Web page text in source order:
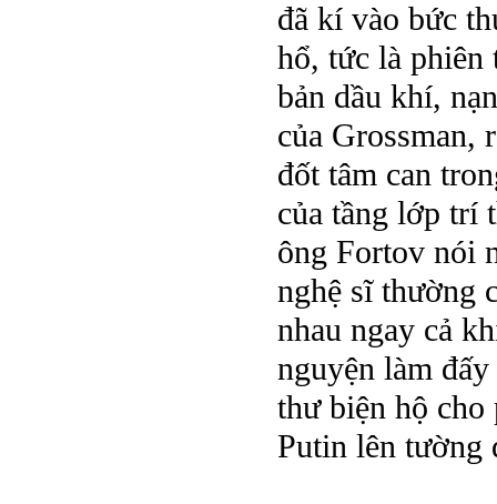
đã kí vào bức
hổ, tức là
bản dầu khí,
của Grossman,
đốt tâm can
của tầng lớp trí
ông Fortov nói
nghệ sĩ thường
nhau ngay cả
nguyện làm
thư biện hộ cho
Putin lên tường